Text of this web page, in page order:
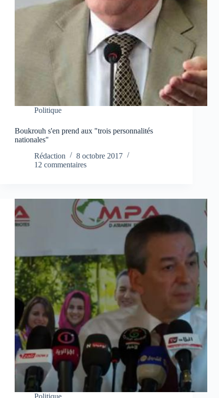
Politique
Boukrouh s'en prend aux "trois personnalités
nationales"
Rédaction
8 octobre 2017
12 commentaires
Politique